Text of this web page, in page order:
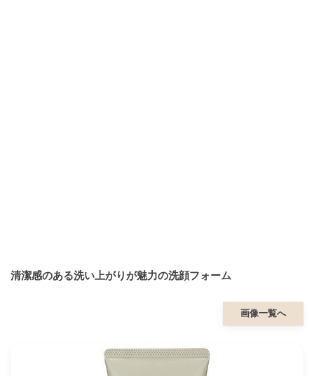
清潔感のある洗い上がりが魅力の洗顔フォーム
画像一覧へ